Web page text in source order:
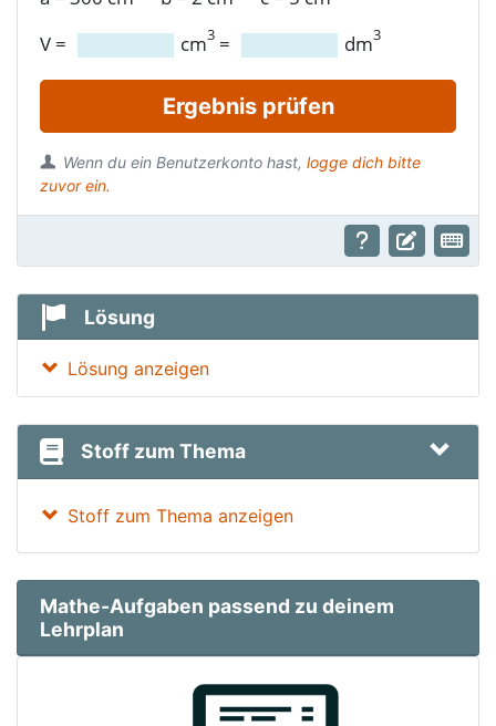
V = cm3 = dm3
Ergebnis prüfen
Wenn du ein Benutzerkonto hast, logge dich bitte
zuvor ein.
Lösung
Lösung anzeigen
Stoff zum Thema
Stoff zum Thema anzeigen
Mathe-Aufgaben passend zu deinem
Lehrplan